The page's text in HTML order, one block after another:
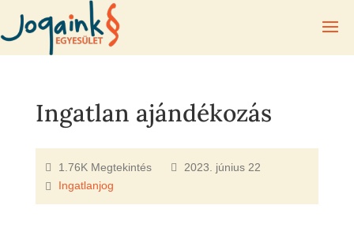
Ingatlan ajándékozás
1.76K Megtekintés
2023. június 22
Ingatlanjog